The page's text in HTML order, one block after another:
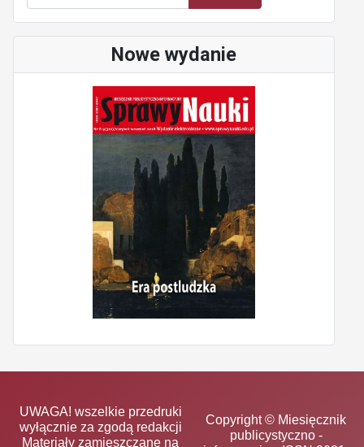
Nowe wydanie
UWAGA! wszelkie przedruki
wyłącznie za zgodą redakcji
Materiały zamieszczane na
Copyright © Miesięcznik
publicystyczno -